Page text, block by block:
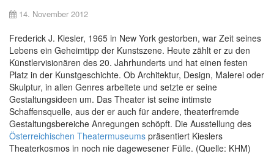
14. November 2012
Frederick J. Kiesler, 1965 in New York gestorben, war Zeit seines
Lebens ein Geheimtipp der Kunstszene. Heute zählt er zu den
Künstlervisionären des 20. Jahrhunderts und hat einen festen
Platz in der Kunstgeschichte. Ob Architektur, Design, Malerei oder
Skulptur, in allen Genres arbeitete und setzte er seine
Gestaltungsideen um. Das Theater ist seine intimste
Schaffensquelle, aus der er auch für andere, theaterfremde
Gestaltungsbereiche Anregungen schöpft. Die Ausstellung des
Österreichischen Theatermuseums präsentiert Kieslers
Theaterkosmos in noch nie dagewesener Fülle. (Quelle: KHM)